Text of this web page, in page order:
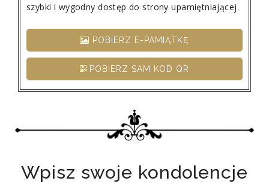
szybki i wygodny dostęp do strony upamiętniającej.
POBIERZ E-PAMIĄTKĘ
POBIERZ SAM KOD QR
Wpisz swoje kondolencje